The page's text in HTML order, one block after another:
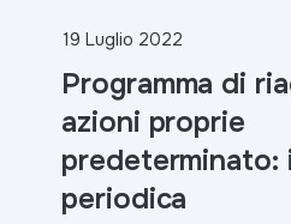
19 Luglio 2022
Programma di
azioni proprie
predeterminato:
periodica